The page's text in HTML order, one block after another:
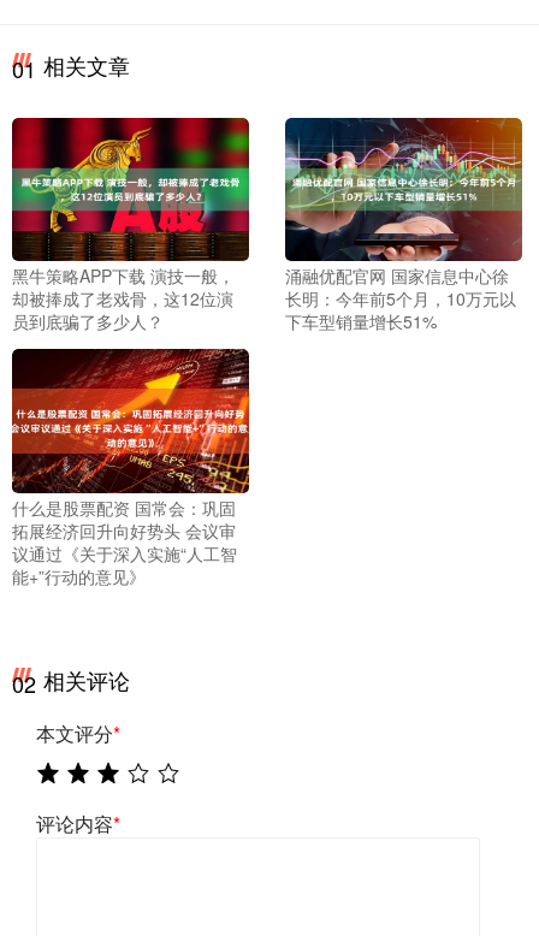
01 相关文章
黑牛策略APP下载 演技一般，
却被捧成了老戏骨，这12位演
员到底骗了多少人？
涌融优配官网 国家信息中心徐
长明：今年前5个月，10万元以
下车型销量增长51%
什么是股票配资 国常会：巩固
拓展经济回升向好势头 会议审
议通过《关于深入实施“人工智
能+”行动的意见》
02 相关评论
本文评分*
评论内容*